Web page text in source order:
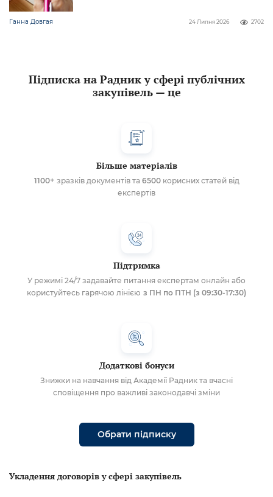
Ганна Довгая 2702
24 Липня 2026
Підписка на Радник у сфері публічних
закупівель — це
Більше матеріалів
1100+ зразків документів та 6500корисних статей від
експертів
Підтримка
У режимі 24/7 задавайте питання експертам онлайн або
користуйтесь гарячою лінією з ПН по ПТН (з 09:30-17:30)
Додаткові бонуси
Знижки на навчання від Академії Радник та вчасні
сповіщення про важливі законодавчі зміни
Обрати підписку
Укладення договорів у сфері закупівель